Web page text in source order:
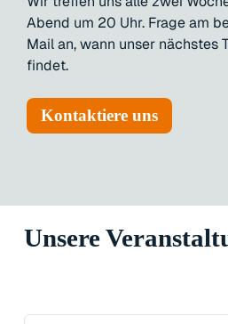
Abend um 20 Uhr. Frage am
Mail an, wann unser nächstes
findet.
Kontaktiere uns
Unsere